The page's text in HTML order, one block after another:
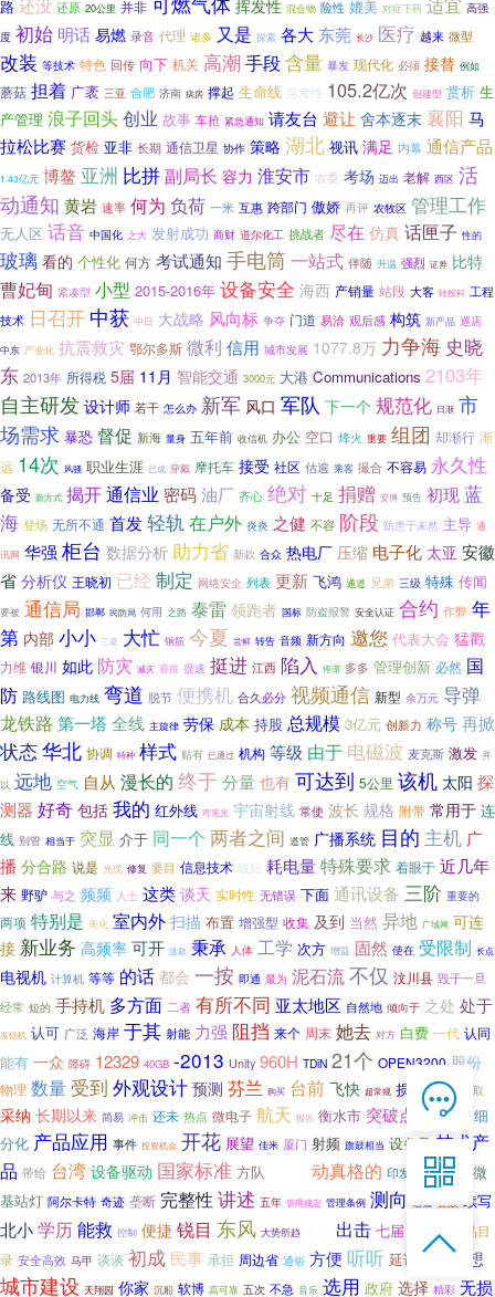
路
还原 20公里 并非 挥发性 混合物 险性 媲美 对症下药
高强
度 初始 明话 易燃 录音 代理 诸多 又是 探索 各大 东莞 长沙 医疗 越来 微型
改装 等技术 特色 回传 向下 机关 高潮 手段含量 暴发 现代化 必须 接替 例如
蘑菇 担着 广袤 三亚 合肥 济南 病房 撑起 生命线 突发性 105.2亿次 创建型 赏析 生
产管理 浪子回头创业 故事 车抢 紧急通知 请友台 避让 舍本逐末 襄阳 马
拉松比赛 货检 亚非 长期 通信卫星 协作 策略 湖北 视讯 满足 内幕 通信产品
1.43亿元 博鳌 亚洲 比拼副局长 容力 淮安市 农委 考场 迈出 老解 西区 活
动通知 黄岩 速率 何为 负荷 一米 互惠 跨部门 傲娇 再评 农牧区 管理工作
无人区 话音 中国化 之大 发射成功 商财 道尔化工 挑战者 尽在 仿真 话匣子 性的
玻璃 看的 个性化 何方 考试通知 手电筒一站式 伴随 升温 强烈 证券 比特
曹妃甸 紧凑型 小型 2015-2016年 设备安全 海西 产销量 站段 大客 转投科 工程
技术 日召开 中获 中日 大战略 风向标 争夺 门道 易洽 观后感 构筑 新产品 巡店
中东 产业化 抗震救灾 鄂尔多斯 微利 信用 城市发展 1077.8万 力争海 史晓
东 2013年 所得税 5届 11月 智能交通 3000元 大港 Communications 2103年
自主研发 设计师 若干 怎么办 新军 风口 军队 下一个 规范化 日渐 市
场需求 暴恐 督促 新海 量身 五年前 收信机 办公 空口 烽火 重要 组团 却渐行 渐
远 14次 风骚 职业生涯 已成 穿戴 摩托车 接受 社区 估逾 乘客 撮合 不容易 永久性
备受 新方式 揭开通信业 密码油厂 齐心 绝对 十足 捐赠 安博 预告 初现蓝
海 登场 无所不通 首发轻轨在户外 炎炎 之健 不容 阶段 防患于未然 主导 通
讯网 华强 柜台 数据分析 助力省 新款 合众 热电厂 压缩 电子化 太亚 安徽
省 分析仪 王晓初 已经制定 网络安全 列表 更新 飞鸿 通道 兄弟 三级 特殊 传闻
要被 通信局 邯郸 民防局 何用 之路 泰雷 领跑者 国标 防盗报警 安全认证 合约 作弊 年
第 内部 小小 三夏 大忙 钢筋 今夏 尝鲜 转告 音频 新方向 邀您 代表大会 猛戳
力维 银川 如此 防灾 减灾 直接 提速 挺进 江西 陷入 停滞 多多 管理创新 必然 国
防 路线图 电力线 弯道 脱节 便携机 合久必分 视频通信 新型 余万元 导弹
龙铁路 第一塔全线 主旋律 劳保 成本 持股 总规模 3亿元 创新力 称号 再掀
状态华北 协调 特种 样式 贴有 已通过 机构 等级 由于 电磁波 麦克斯 激发 并
以 远地 空气 自从 漫长的 终于分量 也有 可达到 5公里 该机 太阳 探
测器 好奇 包括 我的 红外线 可见光 宇宙射线 常使 波长 规格 附带 常用于 连
线 别管 相当于 突显 介于 同一个 两者之间 道管 广播系统 目的 主机 广
播 分合路 说是 光缆 修复 要目 信息技术 较短 耗电量特殊要求 着眼于 近几年
来 野驴 与之 频频 人士 这类 谈天 实时性 无错误 下面 通讯设备 三阶 重要的
两项 特别是 美化 室内外 扫描 布置 增强型 收集 及到 当然 异地 广域网 可连
接 新业务 高频率 可开 这款 秉承 人体 工学 次方 增益 固然 使在 受限制 长点
电视机 计算机 等等 的话 都会 一按 即通 最为 泥石流不仅 汶川县 毁于一旦
经常 短的 手持机 多方面 二者 有所不同 亚太地区 自然地 倾向于 之处 处于
发信机 认可 广泛 海岸 于其 射能 力强 阻挡 来个 周末 她去 对方 白费 一代 认同
能有 一众 障碍 12329 40GB -2013 Unity 960H TDiN 21个 OPEN3200 股份
物理 数量 受到 外观设计 预测 芬兰 购买 台前 飞快 超常规 损耗 资本 采取
采纳 长期以来 简易 冲击 还未 热点 微电子 航天 报告 衡水市 突破点 中国通
细
分化 产品应用 事件 投资机会 开花 展望 佳米 厦门 射频 旗鼓相当 设备及 技术产
品 带给 台湾设备驱动 国家标准 方队 动真格的 印发 已获 通告
微
基站灯 阿尔卡特 奇迹 垄断 完整性 讲述 五年 管理规定 管理条例 测向 迅猛 驻波 续写
北小学历能救 控制 便捷 锐目 东风 大势所趋 出击 七届 快车
产品目
录 安全高效 马甲 谈谈 初成 民事 承担 周边省 通俗 方便 听听 延误 猜想
城市建设 天翔园 你家 沉船 软博 高可靠 五次 不急 音乐 选用 政府 选择 精彩 无损


在线客服
7*12 QQ在线，服务咨询

服务热线
恭候聆听，023-86382199手机直接点击
拨打

